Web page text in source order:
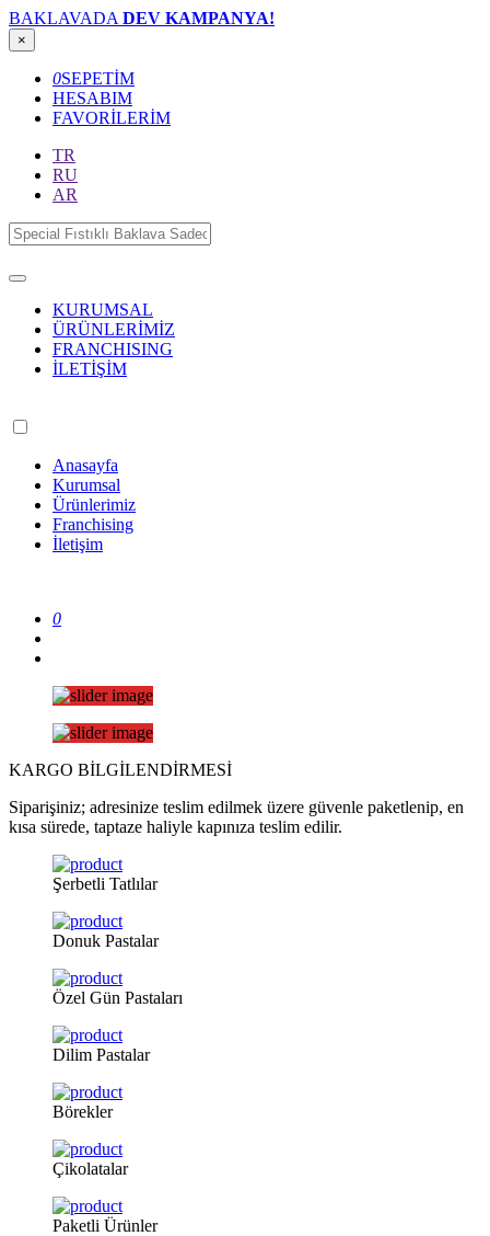
BAKLAVADA DEV KAMPANYA!
×
0SEPETİM
HESABIM
FAVORİLERİM
TR
RU
AR
KURUMSAL
ÜRÜNLERİMİZ
FRANCHISING
İLETİŞİM
Anasayfa
Kurumsal
Ürünlerimiz
Franchising
İletişim
0
KARGO BİLGİLENDİRMESİ
Siparişiniz; adresinize teslim edilmek üzere güvenle paketlenip, en
kısa sürede, taptaze haliyle kapınıza teslim edilir.
Şerbetli Tatlılar
Donuk Pastalar
Özel Gün Pastaları
Dilim Pastalar
Börekler
Çikolatalar
Paketli Ürünler